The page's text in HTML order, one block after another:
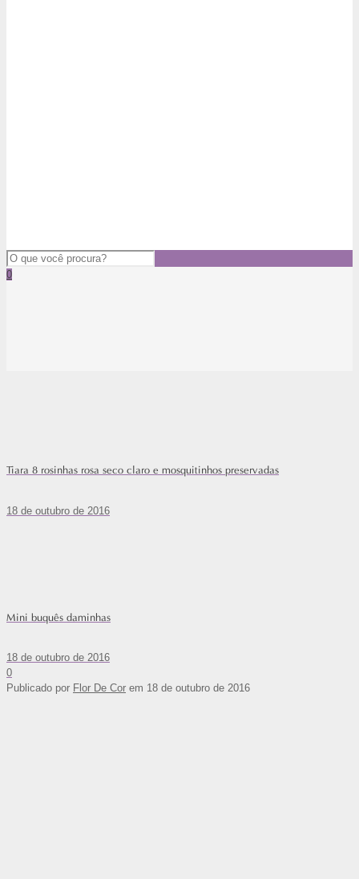
0
Tiara 8 rosinhas rosa seco claro e mosquitinhos preservadas
18 de outubro de 2016
Mini buquês daminhas
18 de outubro de 2016
0
Publicado por Flor De Cor em 18 de outubro de 2016